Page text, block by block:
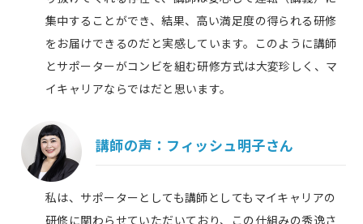
集中することができ、結果、高い満足度の得られる研修
をお届けできるのだと実感しています。このように講師
とサポーターがコンビを組む研修方式は大変珍しく、マ
イキャリアならではだと思います。
講師の声： フィッシュ明子さん
私は、サポーターとしても講師としてもマイキャリアの
研修に関わらせていただいており、この仕組みの秀逸さ